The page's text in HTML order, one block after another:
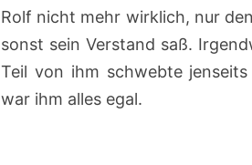
Rolf nicht mehr wirklich, nur
sonst sein Verstand saß.
Teil von ihm schwebte
war ihm alles egal.